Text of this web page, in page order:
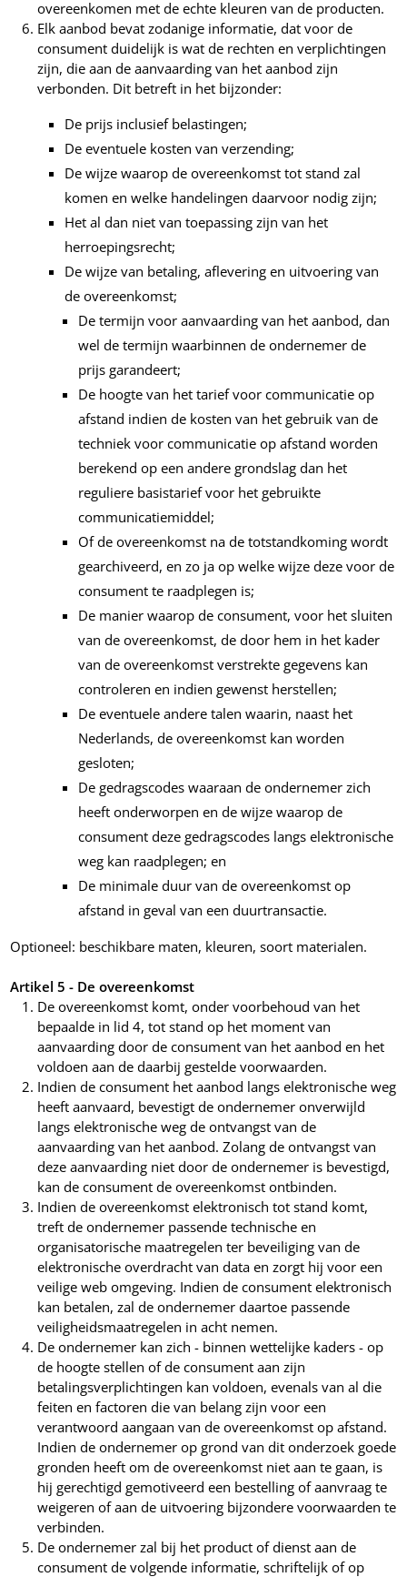
overeenkomen met de echte kleuren van de producten.
Elk aanbod bevat zodanige informatie, dat voor de
consument duidelijk is wat de rechten en verplichtingen
zijn, die aan de aanvaarding van het aanbod zijn
verbonden. Dit betreft in het bijzonder:
De prijs inclusief belastingen;
De eventuele kosten van verzending;
De wijze waarop de overeenkomst tot stand zal
komen en welke handelingen daarvoor nodig zijn;
Het al dan niet van toepassing zijn van het
herroepingsrecht;
De wijze van betaling, aflevering en uitvoering van
de overeenkomst;
De termijn voor aanvaarding van het aanbod, dan
wel de termijn waarbinnen de ondernemer de
prijs garandeert;
De hoogte van het tarief voor communicatie op
afstand indien de kosten van het gebruik van de
techniek voor communicatie op afstand worden
berekend op een andere grondslag dan het
reguliere basistarief voor het gebruikte
communicatiemiddel;
Of de overeenkomst na de totstandkoming wordt
gearchiveerd, en zo ja op welke wijze deze voor de
consument te raadplegen is;
De manier waarop de consument, voor het sluiten
van de overeenkomst, de door hem in het kader
van de overeenkomst verstrekte gegevens kan
controleren en indien gewenst herstellen;
De eventuele andere talen waarin, naast het
Nederlands, de overeenkomst kan worden
gesloten;
De gedragscodes waaraan de ondernemer zich
heeft onderworpen en de wijze waarop de
consument deze gedragscodes langs elektronische
weg kan raadplegen; en
De minimale duur van de overeenkomst op
afstand in geval van een duurtransactie.
Optioneel: beschikbare maten, kleuren, soort materialen.
Artikel 5 - De overeenkomst
De overeenkomst komt, onder voorbehoud van het
bepaalde in lid 4, tot stand op het moment van
aanvaarding door de consument van het aanbod en het
voldoen aan de daarbij gestelde voorwaarden.
Indien de consument het aanbod langs elektronische weg
heeft aanvaard, bevestigt de ondernemer onverwijld
langs elektronische weg de ontvangst van de
aanvaarding van het aanbod. Zolang de ontvangst van
deze aanvaarding niet door de ondernemer is bevestigd,
kan de consument de overeenkomst ontbinden.
Indien de overeenkomst elektronisch tot stand komt,
treft de ondernemer passende technische en
organisatorische maatregelen ter beveiliging van de
elektronische overdracht van data en zorgt hij voor een
veilige web omgeving. Indien de consument elektronisch
kan betalen, zal de ondernemer daartoe passende
veiligheidsmaatregelen in acht nemen.
De ondernemer kan zich - binnen wettelijke kaders - op
de hoogte stellen of de consument aan zijn
betalingsverplichtingen kan voldoen, evenals van al die
feiten en factoren die van belang zijn voor een
verantwoord aangaan van de overeenkomst op afstand.
Indien de ondernemer op grond van dit onderzoek goede
gronden heeft om de overeenkomst niet aan te gaan, is
hij gerechtigd gemotiveerd een bestelling of aanvraag te
weigeren of aan de uitvoering bijzondere voorwaarden te
verbinden.
De ondernemer zal bij het product of dienst aan de
consument de volgende informatie, schriftelijk of op